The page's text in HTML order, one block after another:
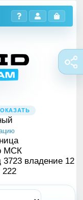
МСК
владение 12
222